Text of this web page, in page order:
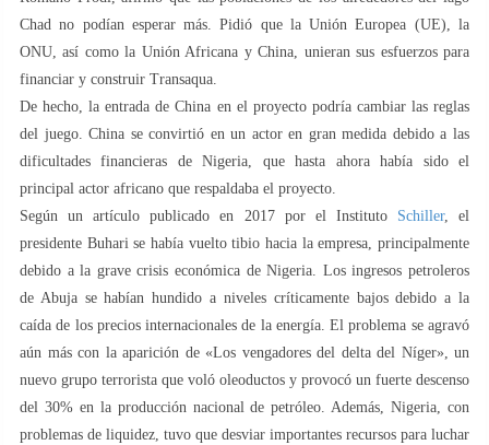
Chad no podían esperar más. Pidió que la Unión Europea (UE), la
ONU, así como la Unión Africana y China, unieran sus esfuerzos para
financiar y construir Transaqua.
De hecho, la entrada de China en el proyecto podría cambiar las reglas
del juego. China se convirtió en un actor en gran medida debido a las
dificultades financieras de Nigeria, que hasta ahora había sido el
principal actor africano que respaldaba el proyecto.
Según un artículo publicado en 2017 por el Instituto Schiller, el
presidente Buhari se había vuelto tibio hacia la empresa, principalmente
debido a la grave crisis económica de Nigeria. Los ingresos petroleros
de Abuja se habían hundido a niveles críticamente bajos debido a la
caída de los precios internacionales de la energía. El problema se agravó
aún más con la aparición de «Los vengadores del delta del Níger», un
nuevo grupo terrorista que voló oleoductos y provocó un fuerte descenso
del 30% en la producción nacional de petróleo. Además, Nigeria, con
problemas de liquidez, tuvo que desviar importantes recursos para luchar